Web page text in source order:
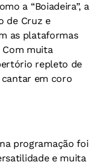
a “Boiadeira”, a
de Cruz e
as plataformas
Com muita
repleto de
em coro
programação foi
e muita